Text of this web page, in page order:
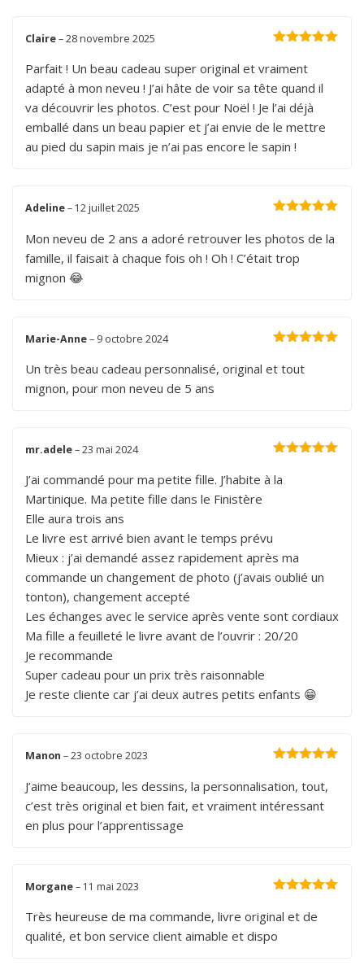
sur 5
Claire–28 novembre 2025
Parfait ! Un beau cadeau super original et vraiment
adapté à mon neveu ! J’ai hâte de voir sa tête quand il
va découvrir les photos. C’est pour Noël ! Je l’ai déjà
emballé dans un beau papier et j’ai envie de le mettre
au pied du sapin mais je n’ai pas encore le sapin !
sur 5
Adeline– 12 juillet 2025
Mon neveu de 2 ans a adoré retrouver les photos de la
famille, il faisait à chaque fois oh ! Oh ! C’était trop
mignon 😂
sur 5
Marie-Anne– 9 octobre 2024
Un très beau cadeau personnalisé, original et tout
mignon, pour mon neveu de 5 ans
sur 5
mr.adele–23 mai 2024
J’ai commandé pour ma petite fille. J’habite à la
Martinique. Ma petite fille dans le Finistère
Elle aura trois ans
Le livre est arrivé bien avant le temps prévu
Mieux : j’ai demandé assez rapidement après ma
commande un changement de photo (j’avais oublié un
tonton), changement accepté
Les échanges avec le service après vente sont cordiaux
Ma fille a feuilleté le livre avant de l’ouvrir : 20/20
Je recommande
Super cadeau pour un prix très raisonnable
Je reste cliente car j’ai deux autres petits enfants 😁
sur 5
Manon –23 octobre 2023
J’aime beaucoup, les dessins, la personnalisation, tout,
c’est très original et bien fait, et vraiment intéressant
en plus pour l’apprentissage
sur 5
Morgane– 11 mai 2023
Très heureuse de ma commande, livre original et de
qualité, et bon service client aimable et dispo